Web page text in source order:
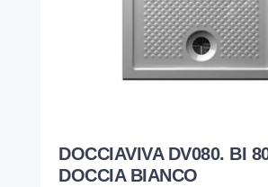
DOCCIAVIVA DV080. BI
DOCCIA BIANCO